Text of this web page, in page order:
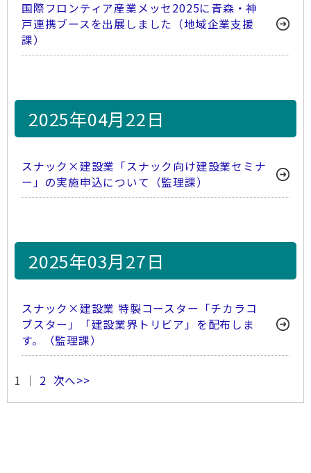
国際フロンティア産業メッセ2025に青森・神
戸連携ブースを出展しました（地域企業支援
課）
2025年04月22日
スナック×建設業「スナック向け建設業セミナ
ー」の実施申込について（監理課）
2025年03月27日
スナック×建設業 特製コースター「チカラコ
ブスター」「建設業界トリビア」を配布しま
す。（監理課）
1 ｜ 2 次へ>>